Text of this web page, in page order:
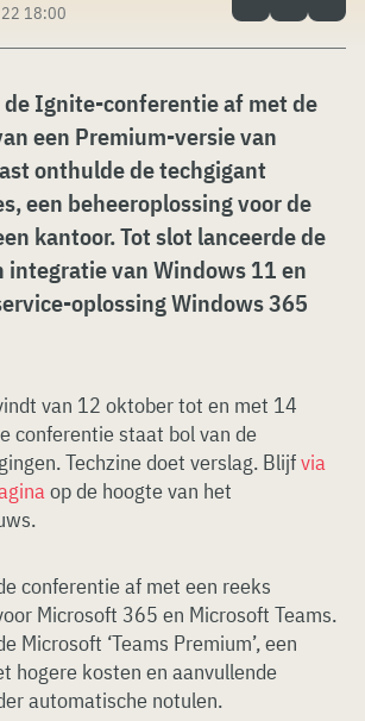
18:00
Ignite-conferentie af met de
een Premium-versie van
onthulde de techgigant
een beheeroplossing voor de
kantoor. Tot slot lanceerde de
integratie van Windows 11 en
oplossingWindows 365
van 12 oktober tot en met 14
conferentie staat bol van de
Techzine doet verslag. Blijfvia
op de hoogte van het
conferentie af met een reeks
Microsoft 365 en Microsoft Teams.
Microsoft ‘Teams Premium’, een
hogere kosten en aanvullende
automatische notulen.